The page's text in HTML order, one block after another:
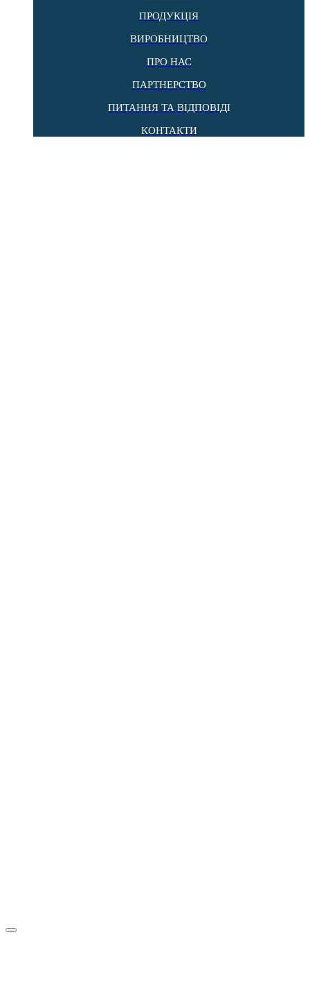
ПРОДУКЦІЯ
ВИРОБНИЦТВО
ПРО НАС
ПАРТНЕРСТВО
ПИТАННЯ ТА ВІДПОВІДІ
КОНТАКТИ